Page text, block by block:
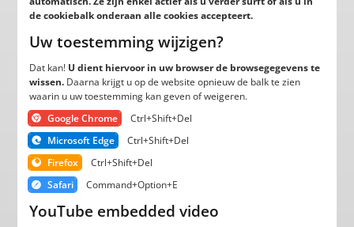
de cookiebalk onderaan alle cookies accepteert.
Uw toestemming wijzigen?
Dat kan! U dient hiervoor in uw browser de browsegegevens te
wissen. Daarna krijgt u op de website opnieuw de balk te zien
waarin u uw toestemming kan geven of weigeren.
Google Chrome
Ctrl+Shift+Del
Microsoft Edge
Ctrl+Shift+Del
Firefox
Ctrl+Shift+Del
Safari
Command+Option+E
YouTube embedded video